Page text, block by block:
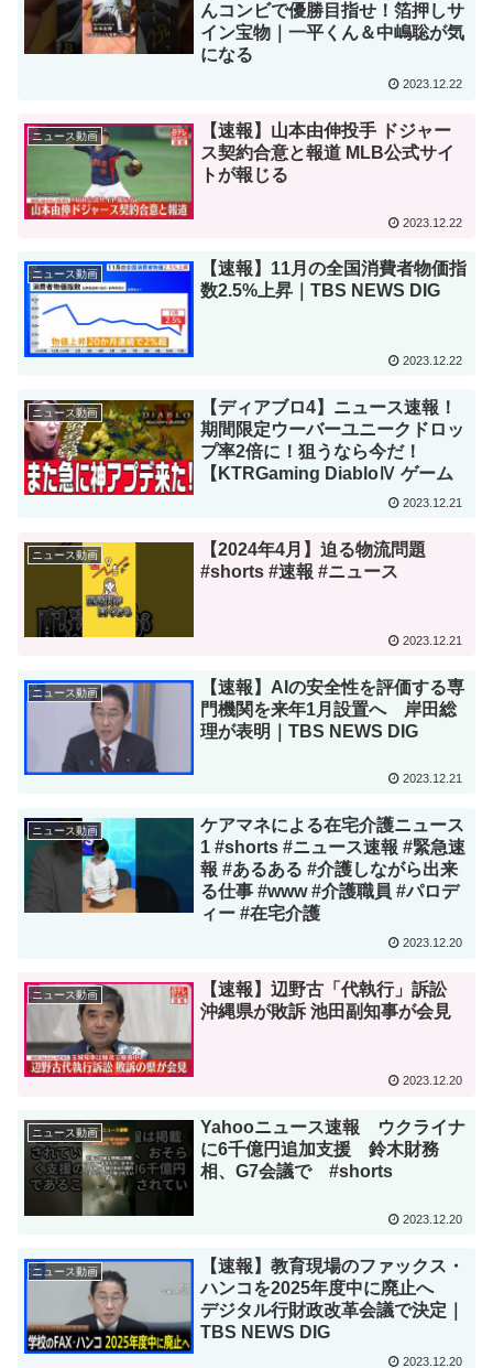
んコンビで優勝目指せ！箔押しサ
イン宝物｜一平くん＆中嶋聡が気
になる
2023.12.22
ニュース動画
【速報】山本由伸投手 ドジャー
ス契約合意と報道 MLB公式サイ
トが報じる
2023.12.22
ニュース動画
【速報】11月の全国消費者物価指
数2.5%上昇｜TBS NEWS DIG
2023.12.22
ニュース動画
【ディアブロ4】ニュース速報！
期間限定ウーバーユニークドロッ
プ率2倍に！狙うなら今だ！
【KTRGaming DiabloⅣ ゲーム
2023.12.21
ニュース動画
【2024年4月】迫る物流問題
#shorts #速報 #ニュース
2023.12.21
ニュース動画
【速報】AIの安全性を評価する専
門機関を来年1月設置へ 岸田総
理が表明｜TBS NEWS DIG
2023.12.21
ニュース動画
ケアマネによる在宅介護ニュース
1 #shorts #ニュース速報 #緊急速
報 #あるある #介護しながら出来
る仕事 #www #介護職員 #パロデ
ィー #在宅介護
2023.12.20
ニュース動画
【速報】辺野古「代執行」訴訟
沖縄県が敗訴 池田副知事が会見
2023.12.20
ニュース動画
Yahooニュース速報 ウクライナ
に6千億円追加支援 鈴木財務
相、G7会議で #shorts
2023.12.20
ニュース動画
【速報】教育現場のファックス・
ハンコを2025年度中に廃止へ
デジタル行財政改革会議で決定｜
TBS NEWS DIG
2023.12.20